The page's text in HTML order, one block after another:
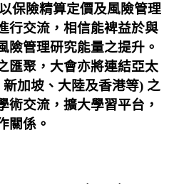
保險精算定價及風險管理
行交流，相信能裨益於與
險管理研究能量之提升。
匯聚，大會亦將連結亞太
加坡、大陸及香港等) 之
術交流，擴大學習平台，
關係。